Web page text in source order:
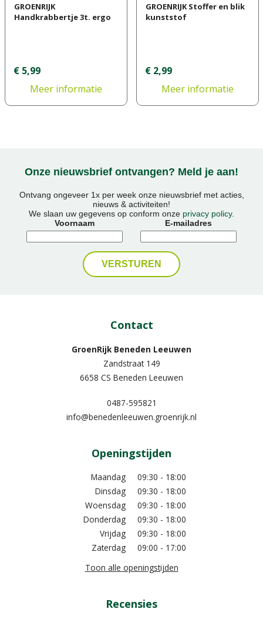
GROENRIJK
Handkrabbertje 3t. ergo
€ 5,99
Meer informatie
GROENRIJK Stoffer en blik
kunststof
€ 2,99
Meer informatie
Onze nieuwsbrief ontvangen? Meld je aan!
Ontvang ongeveer 1x per week onze nieuwsbrief met acties,
nieuws & activiteiten!
We slaan uw gegevens op conform onze privacy policy.
Voornaam
E-mailadres
Contact
GroenRijk Beneden Leeuwen​
Zandstraat 149
6658 CS Beneden Leeuwen
0487-595821
info@benedenleeuwen.groenrijk.nl
Openingstijden
Maandag
09:30 - 18:00
Dinsdag
09:30 - 18:00
Woensdag
09:30 - 18:00
Donderdag
09:30 - 18:00
Vrijdag
09:30 - 18:00
Zaterdag
09:00 - 17:00
Toon alle openingstijden
Recensies